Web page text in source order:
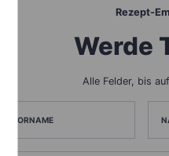
Rezept-
Werde
Alle Felder, bis
VORNAME